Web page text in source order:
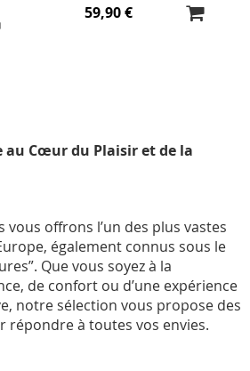
59,90 €
au Cœur du Plaisir et de la
vous offrons l’un des plus vastes
également connus sous le
Que vous soyez à la
de confort ou d’une expérience
notre sélection vous propose des
répondre à toutes vos envies.